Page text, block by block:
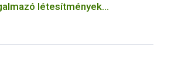
létesítmények